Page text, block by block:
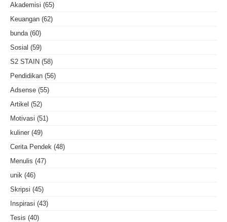
Akademisi (65)
Keuangan (62)
bunda (60)
Sosial (59)
S2 STAIN (58)
Pendidikan (56)
Adsense (55)
Artikel (52)
Motivasi (51)
kuliner (49)
Cerita Pendek (48)
Menulis (47)
unik (46)
Skripsi (45)
Inspirasi (43)
Tesis (40)